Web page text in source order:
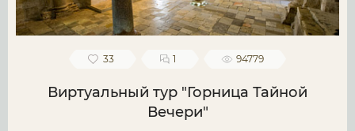
33 1 94779
Виртуальный тур "Горница Тайной
Вечери"